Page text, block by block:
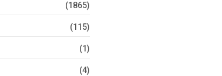
(1865)
(115)
(1)
(4)